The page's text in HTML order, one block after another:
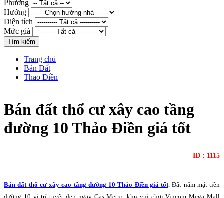
Phường
Hướng
Diện tích
Mức giá
Trang chủ
Bán Đất
Thảo Điền
Bán đất thổ cư xây cao tầng
đường 10 Thảo Điền giá tốt
ID : 1115
Bán đất thổ cư xây cao tầng đường 10 Thảo Điền giá tốt. Đất nằm mặt tiền